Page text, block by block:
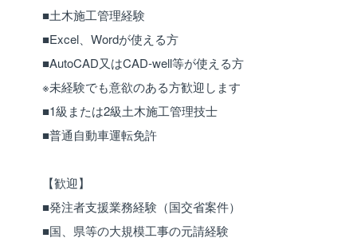
■土木施工管理経験
■Excel、Wordが使える方
■AutoCAD又はCAD-well等が使える方
※未経験でも意欲のある方歓迎します
■1級または2級土木施工管理技士
■普通自動車運転免許
【歓迎】
■発注者支援業務経験（国交省案件）
■国、県等の大規模工事の元請経験